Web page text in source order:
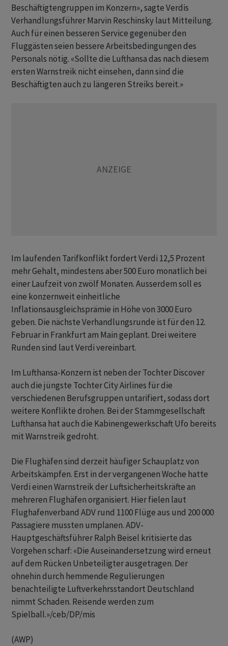
Beschäftigtengruppen im Konzern», sagte Verdis
Verhandlungsführer Marvin Reschinsky laut Mitteilung.
Auch für einen besseren Service gegenüber den
Fluggästen seien bessere Arbeitsbedingungen des
Personals nötig. «Sollte die Lufthansa das nach diesem
ersten Warnstreik nicht einsehen, dann sind die
Beschäftigten auch zu längeren Streiks bereit.»
Im laufenden Tarifkonflikt fordert Verdi 12,5 Prozent
mehr Gehalt, mindestens aber 500 Euro monatlich bei
einer Laufzeit von zwölf Monaten. Ausserdem soll es
eine konzernweit einheitliche
Inflationsausgleichsprämie in Höhe von 3000 Euro
geben. Die nächste Verhandlungsrunde ist für den 12.
Februar in Frankfurt am Main geplant. Drei weitere
Runden sind laut Verdi vereinbart.
Im Lufthansa-Konzern ist neben der Tochter Discover
auch die jüngste Tochter City Airlines für die
verschiedenen Berufsgruppen untarifiert, sodass dort
weitere Konflikte drohen. Bei der Stammgesellschaft
Lufthansa hat auch die Kabinengewerkschaft Ufo bereits
mit Warnstreik gedroht.
Die Flughäfen sind derzeit häufiger Schauplatz von
Arbeitskämpfen. Erst in der vergangenen Woche hatte
Verdi einen Warnstreik der Luftsicherheitskräfte an
mehreren Flughäfen organisiert. Hier fielen laut
Flughafenverband ADV rund 1100 Flüge aus und 200 000
Passagiere mussten umplanen. ADV-
Hauptgeschäftsführer Ralph Beisel kritisierte das
Vorgehen scharf: «Die Auseinandersetzung wird erneut
auf dem Rücken Unbeteiligter ausgetragen. Der
ohnehin durch hemmende Regulierungen
benachteiligte Luftverkehrsstandort Deutschland
nimmt Schaden. Reisende werden zum
Spielball.»/ceb/DP/mis
(AWP)